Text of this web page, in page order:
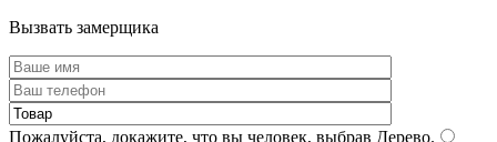
Вызвать замерщика
Пожалуйста, докажите, что вы человек, выбрав Дерево.